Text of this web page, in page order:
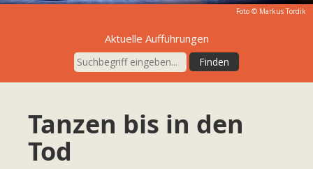
Foto © Markus Tordik
Aktuelle Aufführungen
Tanzen bis in den
Tod